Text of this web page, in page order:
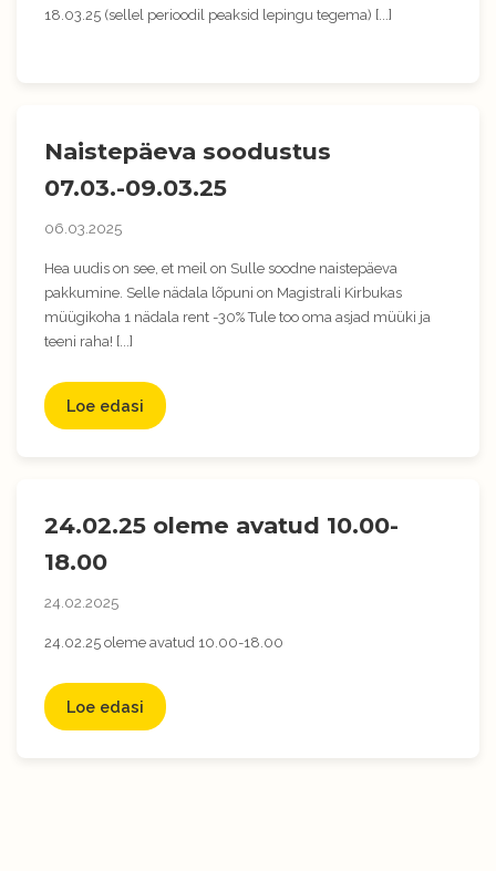
18.03.25 (sellel perioodil peaksid lepingu tegema) [...]
Naistepäeva soodustus
07.03.-09.03.25
06.03.2025
Hea uudis on see, et meil on Sulle soodne naistepäeva
pakkumine. Selle nädala lõpuni on Magistrali Kirbukas
müügikoha 1 nädala rent -30% Tule too oma asjad müüki ja
teeni raha! [...]
Loe edasi
24.02.25 oleme avatud 10.00-
18.00
24.02.2025
24.02.25 oleme avatud 10.00-18.00
Loe edasi